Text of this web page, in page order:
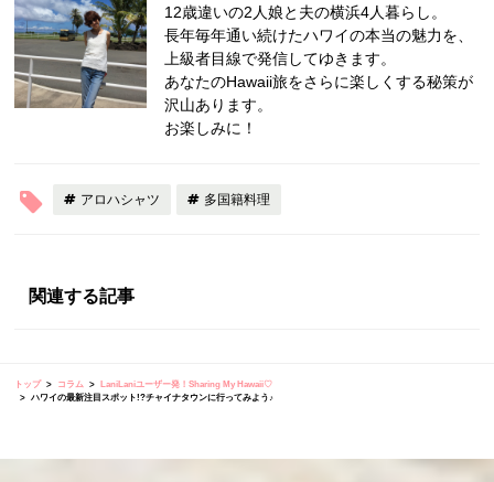
12歳違いの2人娘と夫の横浜4人暮らし。
長年毎年通い続けたハワイの本当の魅力を、
上級者目線で発信してゆきます。
あなたのHawaii旅をさらに楽しくする秘策が
沢山あります。
お楽しみに！
アロハシャツ 多国籍料理
関連する記事
トップ コラム
LaniLaniユーザー発！Sharing My Hawaii♡
ハワイの最新注目スポット!?チャイナタウンに行ってみよう♪